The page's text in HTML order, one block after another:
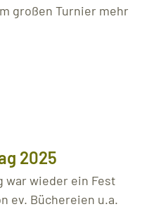
großen Turnier mehr
2025
war wieder ein Fest
ev. Büchereien u.a.